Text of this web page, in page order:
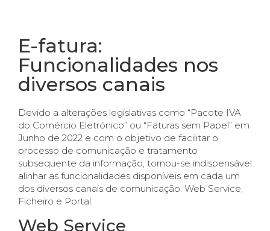
E-fatura:
Funcionalidades nos
diversos canais
Devido a alterações legislativas como “Pacote IVA
do Comércio Eletrónico” ou “Faturas sem Papel” em
Junho de 2022 e com o objetivo de facilitar o
processo de comunicação e tratamento
subsequente da informação, tornou-se indispensável
alinhar as funcionalidades disponíveis em cada um
dos diversos canais de comunicação: Web Service,
Ficheiro e Portal.
Web Service